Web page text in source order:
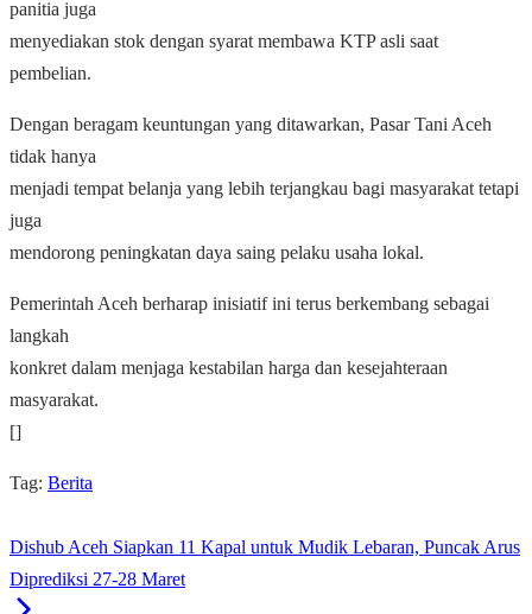
panitia juga
menyediakan stok dengan syarat membawa KTP asli saat
pembelian.
Dengan beragam keuntungan yang ditawarkan, Pasar Tani Aceh
tidak hanya
menjadi tempat belanja yang lebih terjangkau bagi masyarakat tetapi
juga
mendorong peningkatan daya saing pelaku usaha lokal.
Pemerintah Aceh berharap inisiatif ini terus berkembang sebagai
langkah
konkret dalam menjaga kestabilan harga dan kesejahteraan
masyarakat.
[]
Tag: Berita
Dishub Aceh Siapkan 11 Kapal untuk Mudik Lebaran, Puncak Arus
Diprediksi 27-28 Maret